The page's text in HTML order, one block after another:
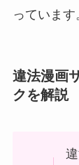
っています
違法漫画
クを解説